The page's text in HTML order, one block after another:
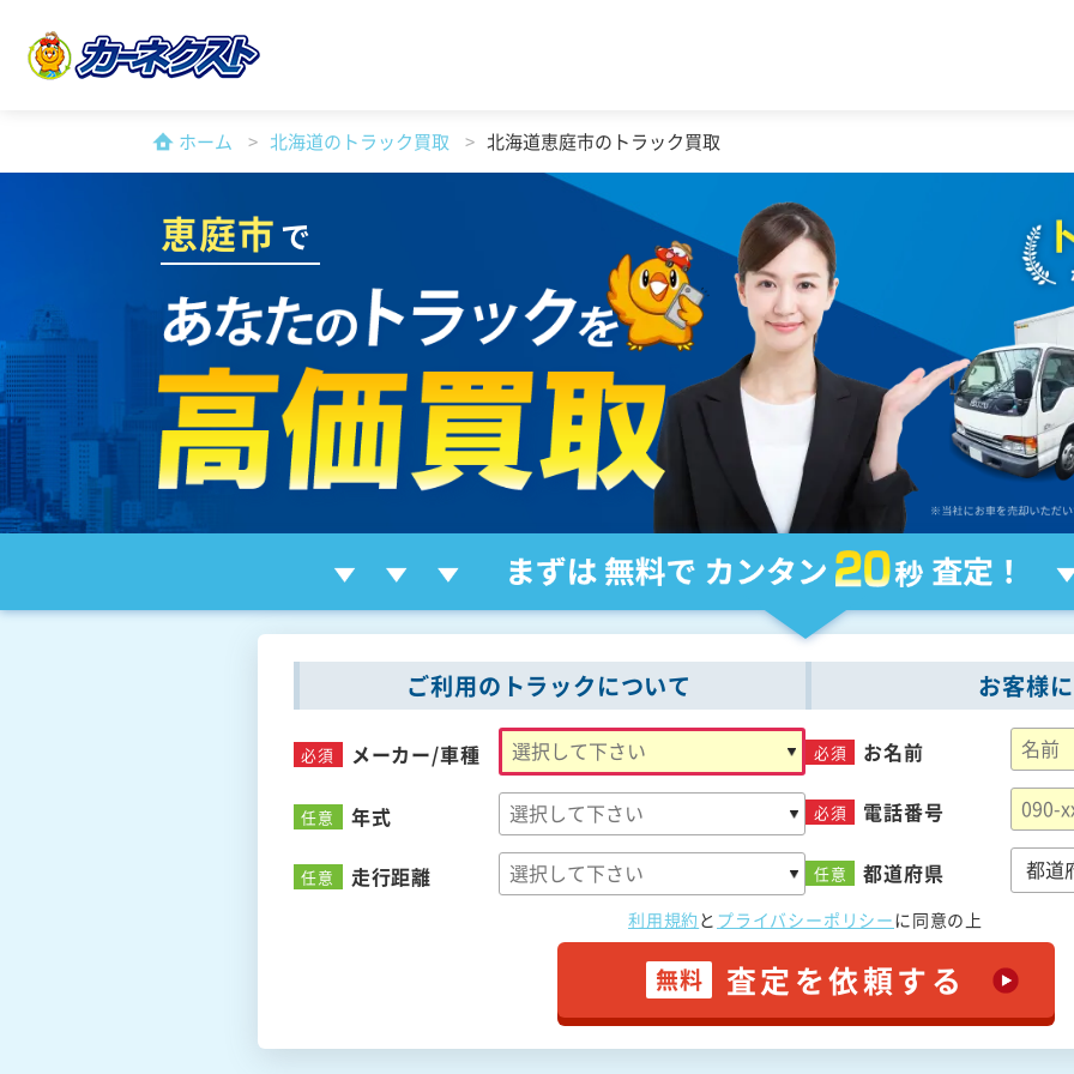
ホーム 北海道のトラック買取 北海道恵庭市のトラック買取
恵庭市で
ご利用のトラックについて
必須 メーカー/車種
任意 年式
任意 走行距離
お客様
必須 お名前
必須 電話番号
任意 都道府県
利用規約 と プライバシーポリシーに同意の上
無料 査定を依頼する